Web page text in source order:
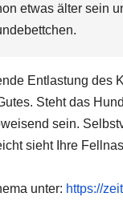
etwas älter sein
.
Entlastung des
Steht das
sein.
sieht Ihre
unter: https://